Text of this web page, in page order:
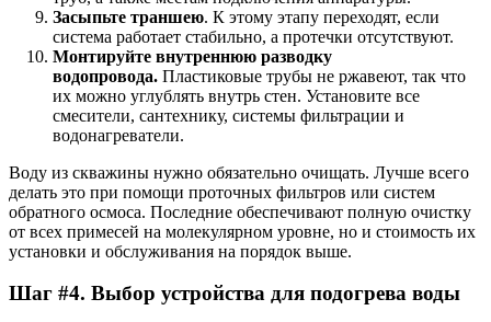
Засыпьте траншею. К этому этапу переходят, если
система работает стабильно, а протечки отсутствуют.
Монтируйте внутреннюю разводку
водопровода. Пластиковые трубы не ржавеют, так что
их можно углублять внутрь стен. Установите все
смесители, сантехнику, системы фильтрации и
водонагреватели.
Воду из скважины нужно обязательно очищать. Лучше всего
делать это при помощи проточных фильтров или систем
обратного осмоса. Последние обеспечивают полную очистку
от всех примесей на молекулярном уровне, но и стоимость их
установки и обслуживания на порядок выше.
Шаг #4. Выбор устройства для подогрева воды